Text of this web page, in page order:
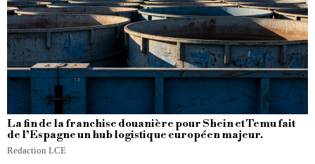
La fin de la franchise douanière pour Shein et Temu fait
de l’Espagne un hub logistique européen majeur.
Redaction LCE